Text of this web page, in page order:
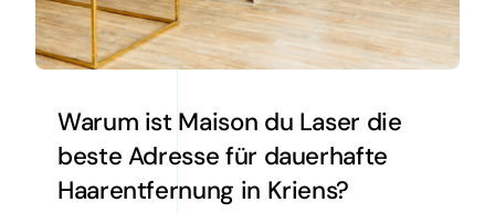
Warum ist Maison du Laser die
beste Adresse für dauerhafte
Haarentfernung in Kriens?